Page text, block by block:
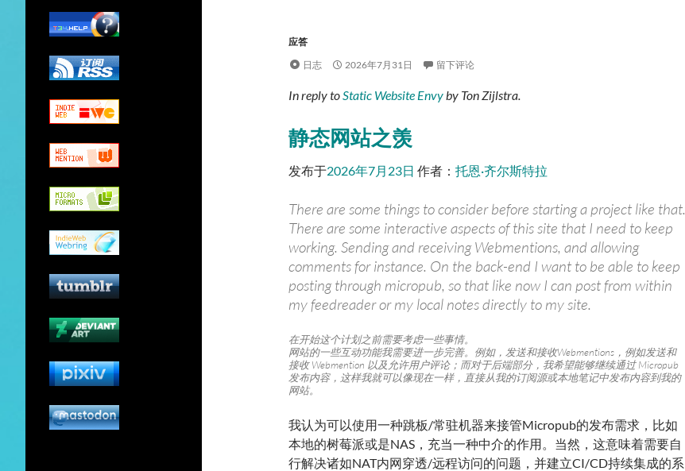
应答
日志
2026年7月31日 留下评论
In reply toStatic Website Envyby Ton Zijlstra.
静态网站之羡
发布于2026年7月23日 作者： 托恩·齐尔斯特拉
There are some things to consider before starting a project like that.
There are some interactive aspects of this site that I need to keep
working. Sending and receiving Webmentions, and allowing
comments for instance. On the back-end I want to be able to keep
posting through micropub, so that like now I can post from within
my feedreader or my local notes directly to my site.
在开始这个计划之前需要考虑一些事情。
网站的一些互动功能我需要进一步完善。例如，发送和接收Webmentions，例如发送和
接收 Webmention 以及允许用户评论；而对于后端部分，我希望能够继续通过 Micropub
发布内容，这样我就可以像现在一样，直接从我的订阅源或本地笔记中发布内容到我的
网站。
我认为可以使用一种跳板/常驻机器来接管Micropub的发布需求，比如
本地的树莓派或是NAS，充当一种中介的作用。当然，这意味着需要自
行解决诸如NAT内网穿透/远程访问的问题，并建立CI/CD持续集成的系